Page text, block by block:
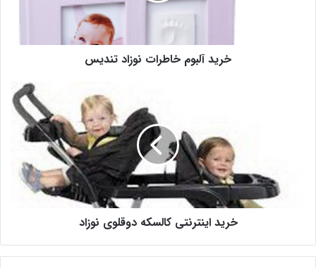
خرید آلبوم خاطرات نوزاد تندیس
خرید اینترنتی کالسکه دوقلوی نوزاد